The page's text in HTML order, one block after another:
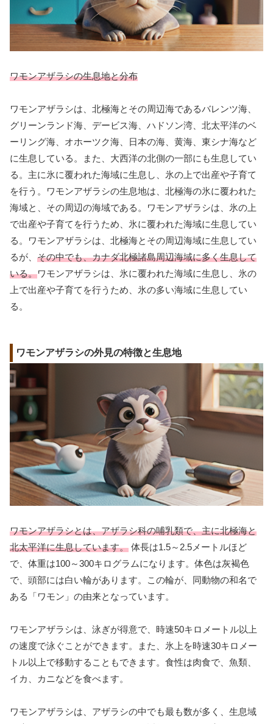
ワモンアザラシの生息地と分布
ワモンアザラシは、北極海とその周辺海であるバレンツ海、
グリーンランド海、デービス海、ハドソン湾、北太平洋のベ
ーリング海、オホーツク海、日本の海、黄海、東シナ海など
に生息している。また、大西洋の北側の一部にも生息してい
る。主に氷に覆われた海域に生息し、氷の上で出産や子育て
を行う。ワモンアザラシの生息地は、北極海の氷に覆われた
海域と、その周辺の海域である。ワモンアザラシは、氷の上
で出産や子育てを行うため、氷に覆われた海域に生息してい
る。ワモンアザラシは、北極海とその周辺海域に生息してい
るが、 その中でも、カナダ北極諸島周辺海域に多く生息して
いる。ワモンアザラシは、氷に覆われた海域に生息し、氷の
上で出産や子育てを行うため、氷の多い海域に生息してい
る。
ワモンアザラシの外見の特徴と生息地
ワモンアザラシとは、アザラシ科の哺乳類で、主に北極海と
北太平洋に生息しています。 体長は1.5～2.5メートルほど
で、体重は100～300キログラムになります。体色は灰褐色
で、頭部には白い輪があります。この輪が、同動物の和名で
ある「ワモン」の由来となっています。
ワモンアザラシは、泳ぎが得意で、時速50キロメートル以上
の速度で泳ぐことができます。また、氷上を時速30キロメー
トル以上で移動することもできます。食性は肉食で、魚類、
イカ、カニなどを食べます。
ワモンアザラシは、アザラシの中でも最も数が多く、生息域